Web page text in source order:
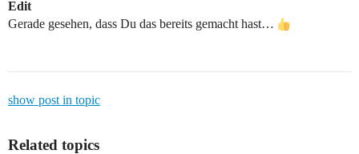
Edit
Gerade gesehen, dass Du das bereits gemacht hast…
show post in topic
Related topics